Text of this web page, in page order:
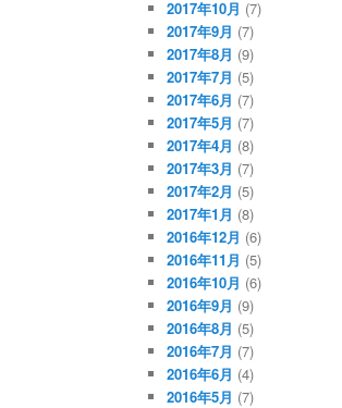
2017年10月 (7)
2017年9月 (7)
2017年8月 (9)
2017年7月 (5)
2017年6月 (7)
2017年5月 (7)
2017年4月 (8)
2017年3月 (7)
2017年2月 (5)
2017年1月 (8)
2016年12月 (6)
2016年11月 (5)
2016年10月 (6)
2016年9月 (9)
2016年8月 (5)
2016年7月 (7)
2016年6月 (4)
2016年5月 (7)